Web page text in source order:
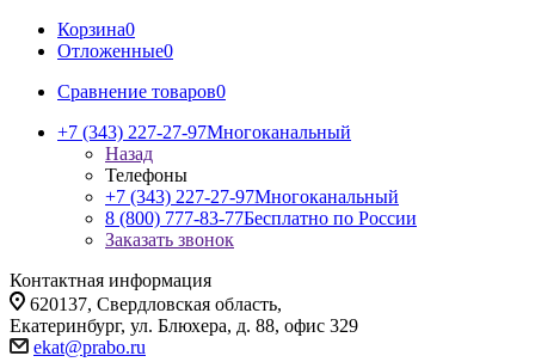
Корзина0
Отложенные0
Сравнение товаров0
+7 (343) 227-27-97Многоканальный
Назад
Телефоны
+7 (343) 227-27-97Многоканальный
8 (800) 777-83-77Бесплатно по России
Заказать звонок
Контактная информация
620137, Свердловская область,
Екатеринбург, ул. Блюхера, д. 88, офис 329
ekat@prabo.ru